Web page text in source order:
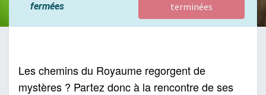
fermées
terminées
Les chemins du Royaume regorgent de
mystères ? Partez donc à la rencontre de ses